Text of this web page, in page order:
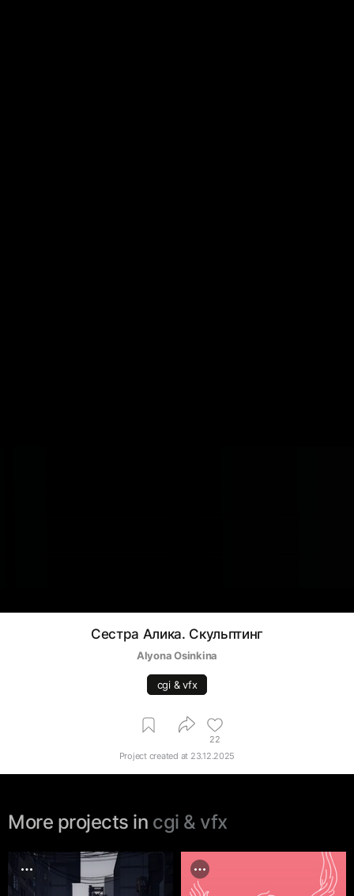
Сестра Алика. Скульптинг
Alyona Osinkina
cgi & vfx
22
Project created at 23.12.2025
More projects in cgi & vfx